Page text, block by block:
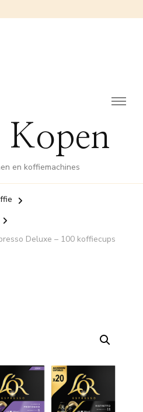
en koffiemachines
Deluxe – 100 koffiecups